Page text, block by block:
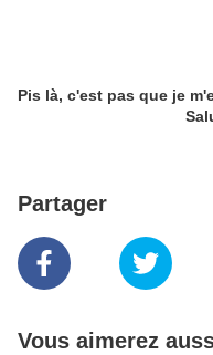
Pis là, c'est pas que je
Partager
Vous aimerez